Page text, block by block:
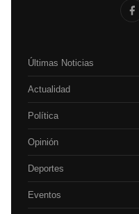
Últimas Noticias
Actualidad
Política
Opinión
Deportes
Eventos